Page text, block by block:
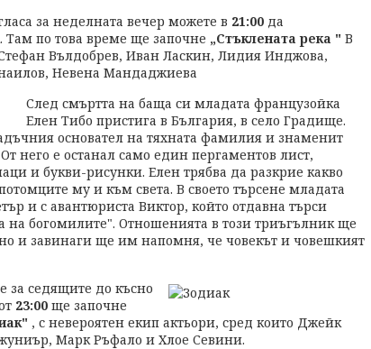
за неделната вечер можете в 21:00 да
. Там по това време ще започне „Стъклената река " В
Вълдобрев, Иван Ласкин, Лидия Инджова,
Невена Мандаджиева
След смъртта на баща си младата французойка
Елен Тибо пристига в България, в село Градище.
основател на тяхната фамилия и знаменит
него е останал само един пергаментов лист,
и букви-рисунки. Елен трябва да разкрие какво
му и към света. В своето търсене младата
и с авантюриста Виктор, който отдавна търси
на богомилите". Отношенията в този триъгълник ще
и завинаги ще им напомня, че човекът и човешкият
седящите до късно
23:00 ще започне
, с невероятен екип актьори, сред които Джейк
Марк Ръфало и Хлое Севини.